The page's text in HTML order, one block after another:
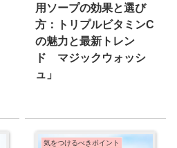
用ソープの効果と選び
方：トリプルビタミンC
の魅力と最新トレン
ド マジックウォッシ
ュ」
気をつけるべきポイント